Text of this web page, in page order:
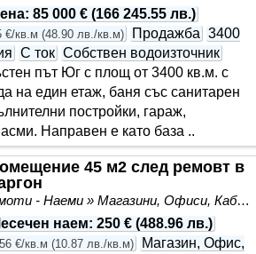
: 85 000 € (166 245.55 лв.)
€/кв.м (48.90 лв./кв.м) Продажба 3400
С ток Собствен водоизточник
път Юг с площ от 3400 кв.м. с
на един етаж, баня със санитарен
постройки, гараж,
Направен е като база ..
45 м2 след ремовт в
Имоти - Наеми » Магазини, Офиси, Кабинети, Салони
наем: 250 € (488.96 лв.)
€/кв.м (10.87 лв./кв.м)
Магазин, Офис,